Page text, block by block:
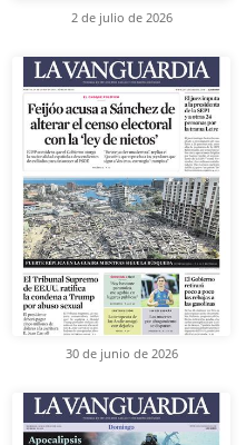
2 de julio de 2026
30 de junio de 2026